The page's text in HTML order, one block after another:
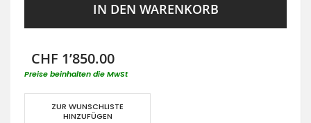
IN DEN WARENKORB
CHF 1’850.00
Preise beinhalten die MwSt
ZUR WUNSCHLISTE
HINZUFÜGEN